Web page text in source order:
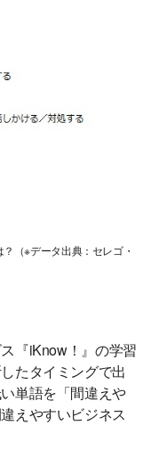
（※データ出典：セレゴ・
『iKnow！』の学習
たタイミングで出
単語を「間違えや
えやすいビジネス